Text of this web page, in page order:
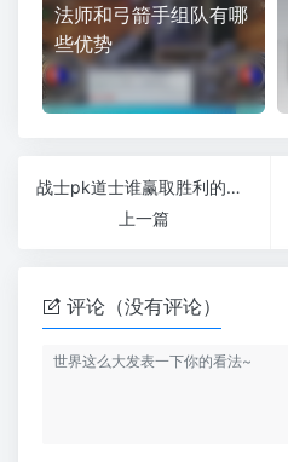
法师和弓箭手组队有哪
些优势
战士pk道士谁赢取胜利的方法
上一篇
评论（没有评论）